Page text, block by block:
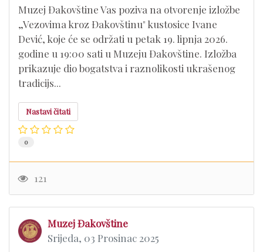
Muzej Đakovštine Vas poziva na otvorenje izložbe
„Vezovima kroz Đakovštinu" kustosice Ivane
Dević, koje će se održati u petak 19. lipnja 2026.
godine u 19:00 sati u Muzeju Đakovštine. Izložba
prikazuje dio bogatstva i raznolikosti ukrašenog
tradicijs...
Nastavi čitati
0
121
Muzej Đakovštine
Srijeda, 03 Prosinac 2025